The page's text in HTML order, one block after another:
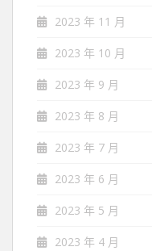
2023 年 11 月
2023 年 10 月
2023 年 9 月
2023 年 8 月
2023 年 7 月
2023 年 6 月
2023 年 5 月
2023 年 4 月